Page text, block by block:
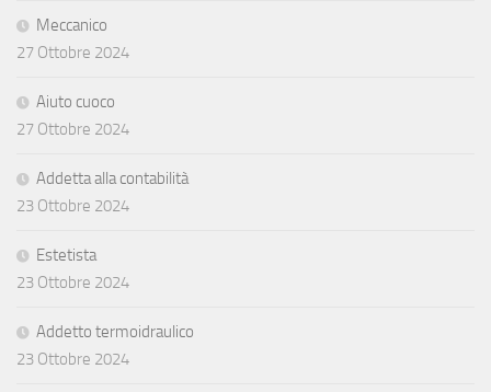
Meccanico
27 Ottobre 2024
Aiuto cuoco
27 Ottobre 2024
Addetta alla contabilità
23 Ottobre 2024
Estetista
23 Ottobre 2024
Addetto termoidraulico
23 Ottobre 2024